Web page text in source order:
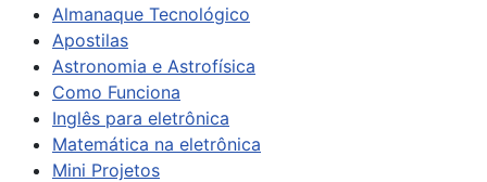
Almanaque Tecnológico
Apostilas
Astronomia e Astrofísica
Como Funciona
Inglês para eletrônica
Matemática na eletrônica
Mini Projetos